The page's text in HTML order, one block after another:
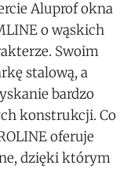
Aluprof okna
o wąskich
Swoim
stalową, a
bardzo
konstrukcji. Co
oferuje
dzięki którym